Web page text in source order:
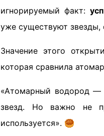
игнорируемый факт:
уже существуют звезды,
Значение этого
которая сравнила
«Атомарный водород —
звезд. Но важно не
используется». 🥮